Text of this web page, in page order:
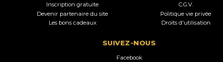
Inscription gratuite
Devenir partenaire du site
Les bons cadeaux
C.G.V.
Politique vie privée
Droits d'utilisation
SUIVEZ-NOUS
Facebook